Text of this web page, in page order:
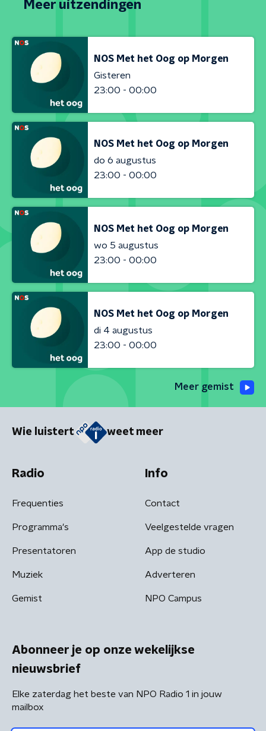
Meer uitzendingen
NOS Met het Oog op Morgen
Gisteren
23:00 - 00:00
NOS Met het Oog op Morgen
do 6 augustus
23:00 - 00:00
NOS Met het Oog op Morgen
wo 5 augustus
23:00 - 00:00
NOS Met het Oog op Morgen
di 4 augustus
23:00 - 00:00
Meer gemist
Wie luistert weet meer
Radio
Frequenties
Programma's
Presentatoren
Muziek
Gemist
Info
Contact
Veelgestelde vragen
App de studio
Adverteren
NPO Campus
Abonneer je op onze wekelijkse
nieuwsbrief
Elke zaterdag het beste van NPO Radio 1 in jouw
mailbox